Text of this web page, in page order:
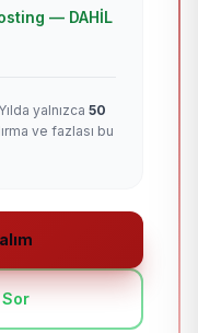
— DAHİL
yalnızca 50
ve fazlası bu